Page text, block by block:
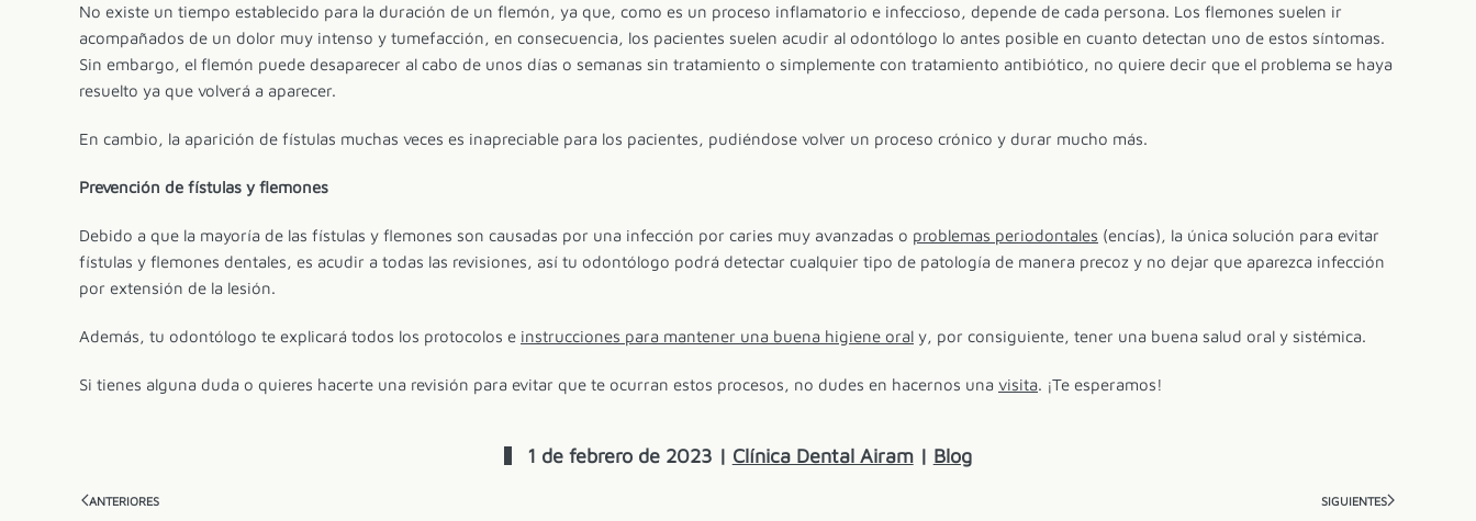
No existe un tiempo establecido para la duración de un flemón, ya que, como es un proceso inflamatorio e infeccioso, depende de cada persona. Los flemones suelen ir
acompañados de un dolor muy intenso y tumefacción, en consecuencia, los pacientes suelen acudir al odontólogo lo antes posible en cuanto detectan uno de estos síntomas.
Sin embargo, el flemón puede desaparecer al cabo de unos días o semanas sin tratamiento o simplemente con tratamiento antibiótico, no quiere decir que el problema se haya
resuelto ya que volverá a aparecer.
En cambio, la aparición de fístulas muchas veces es inapreciable para los pacientes, pudiéndose volver un proceso crónico y durar mucho más.
Prevención de fístulas y flemones
Debido a que la mayoría de las fístulas y flemones son causadas por una infección por caries muy avanzadas o problemas periodontales (encías), la única solución para evitar
fístulas y flemones dentales, es acudir a todas las revisiones, así tu odontólogo podrá detectar cualquier tipo de patología de manera precoz y no dejar que aparezca infección
por extensión de la lesión.
Además, tu odontólogo te explicará todos los protocolos e instrucciones para mantener una buena higiene oral y, por consiguiente, tener una buena salud oral y sistémica.
Si tienes alguna duda o quieres hacerte una revisión para evitar que te ocurran estos procesos, no dudes en hacernos una visita. ¡Te esperamos!
1 de febrero de 2023 | Clínica Dental Airam| Blog
ANTERIORES SIGUIENTES